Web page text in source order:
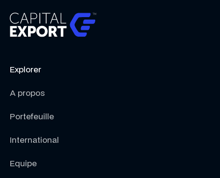
Explorer
A propos
Portefeuille
International
Equipe